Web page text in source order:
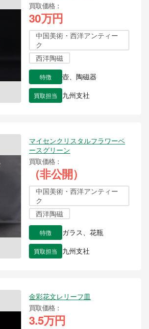
買取価格
30万円
中国美術・西洋アンティー
ク
西洋陶磁
特徴 壺、陶磁器
買取担当 九州支社
マイセンクリスタルフラワーベ
ースグリーン
買取価格
（非公開）
中国美術・西洋アンティー
ク
西洋陶磁
特徴 ガラス、花瓶
買取担当 九州支社
金彩花文レリーフ皿
買取価格
3.5万円